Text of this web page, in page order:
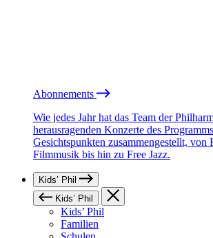
Abonnements
Wie jedes Jahr hat das Team der
herausragenden Konzerte des
Gesichtspunkten zusammengestellt, von
Filmmusik bis hin zu Free Jazz.
Kids’ Phil
Kids’ Phil
Kids’ Phil
Familien